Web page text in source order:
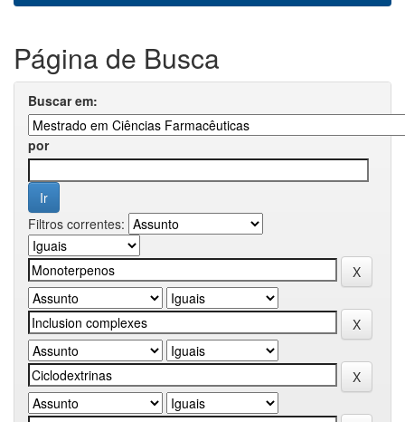
Página de Busca
Buscar em:
por
Filtros correntes: